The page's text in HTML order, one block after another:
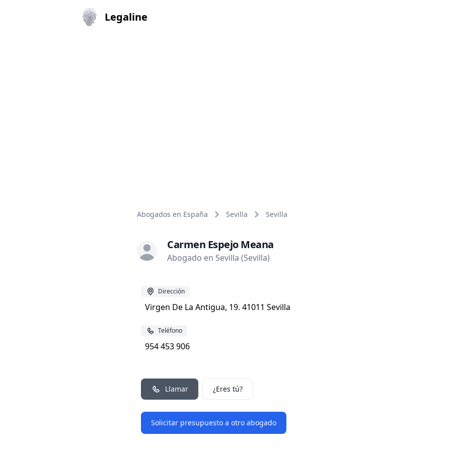
Legaline
Abogados en España Sevilla Sevilla
Carmen Espejo Meana
Abogado en Sevilla (Sevilla)
Dirección
Virgen De La Antigua, 19. 41011 Sevilla
Teléfono
954 453 906
Llamar ¿Eres tú?
Solicitar presupuesto a otro abogado